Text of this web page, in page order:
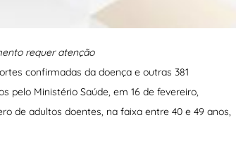
requer atenção
confirmadas da doença e outras 381
pelo Ministério Saúde, em 16 de fevereiro,
de adultos doentes, na faixa entre 40 e 49 anos,